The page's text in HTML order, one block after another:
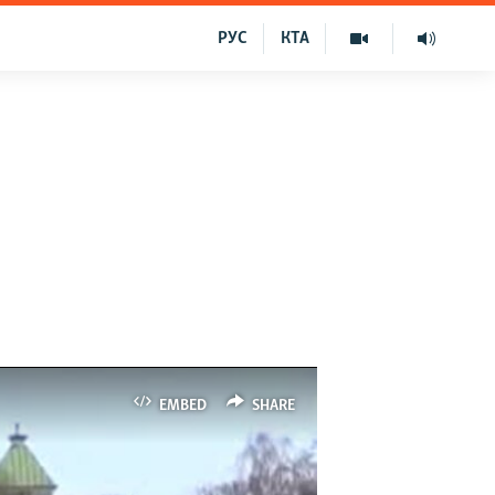
КТА
РУС
EMBED SHARE